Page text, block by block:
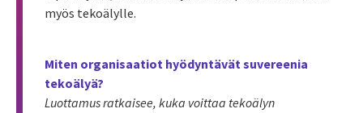
myös tekoälylle.
Miten organisaatiot hyödyntävät suvereenia
tekoälyä?
Luottamus ratkaisee, kuka voittaa tekoälyn